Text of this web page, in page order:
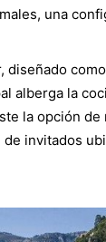
una
alberga la
la opción
de invitados